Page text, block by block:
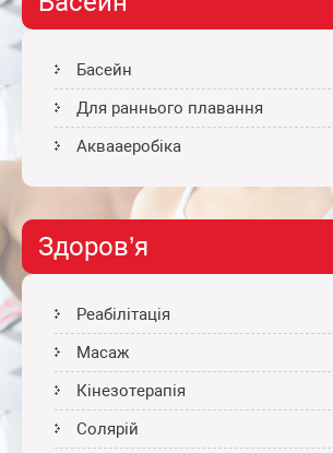
Басейн
Для раннього плавання
Аквааеробіка
Здоров’я
Реабілітація
Масаж
Кінезотерапія
Солярій